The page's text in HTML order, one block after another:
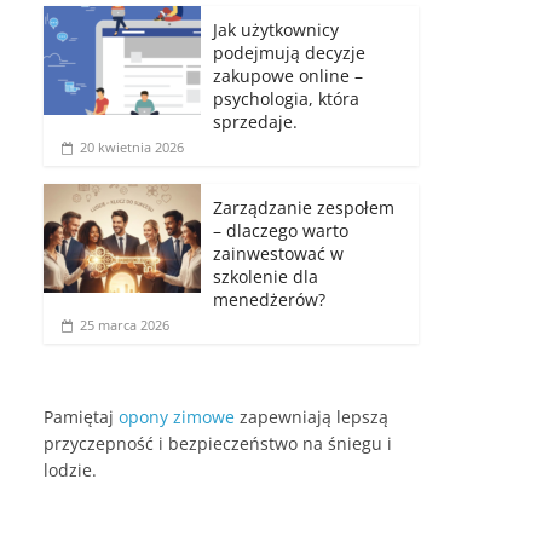
Jak użytkownicy
podejmują decyzje
zakupowe online –
psychologia, która
sprzedaje.
20 kwietnia 2026
Zarządzanie zespołem
– dlaczego warto
zainwestować w
szkolenie dla
menedżerów?
25 marca 2026
Pamiętaj opony zimowe zapewniają lepszą
przyczepność i bezpieczeństwo na śniegu i
lodzie.